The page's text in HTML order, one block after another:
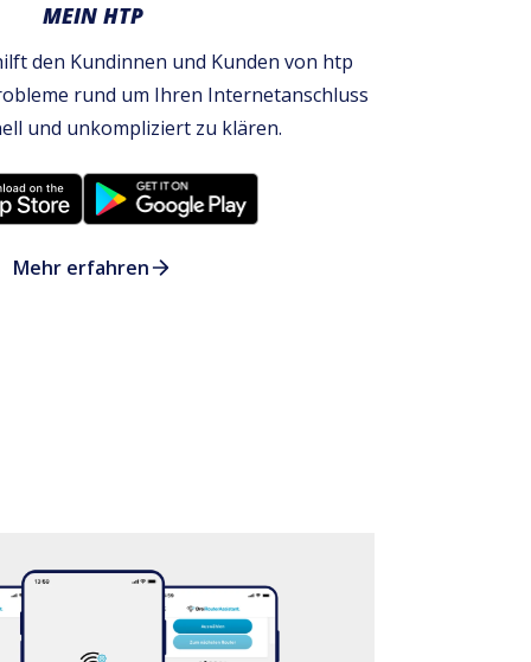
MEIN HTP
den Kundinnen und Kunden von htp
rund um Ihren Internetanschluss
und unkompliziert zu klären.
Mehr erfahren